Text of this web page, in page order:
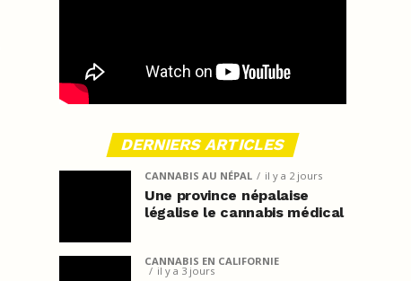
DERNIERS ARTICLES
CANNABIS AU NÉPAL il y a 2 jours
Une province népalaise
légalise le cannabis médical
CANNABIS EN CALIFORNIE
il y a 3 jours